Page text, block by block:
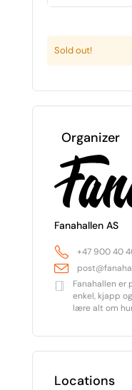
Sold out!
Organizer
Fanahallen AS
+47 900 40
Fanahallen er
enkel, kjapp
lære alt om
Locations